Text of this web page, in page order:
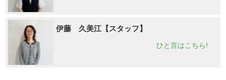
伊藤 久美江【スタッフ】
ひと言はこちら!